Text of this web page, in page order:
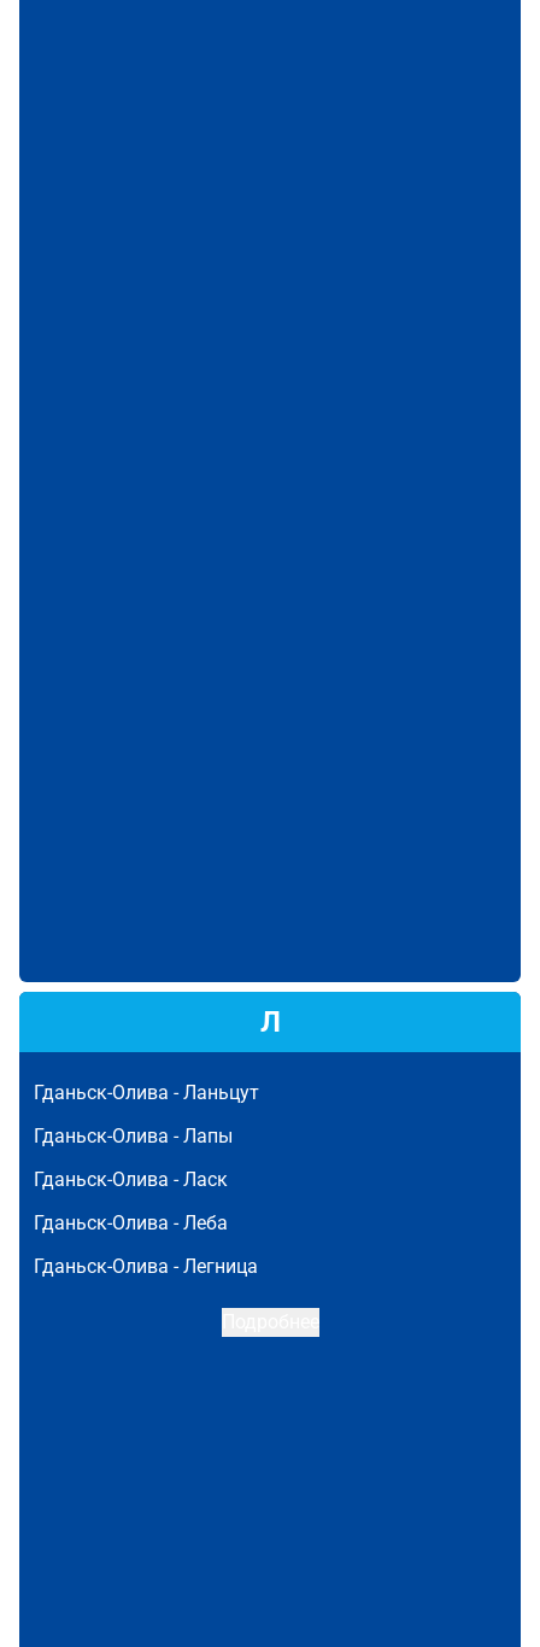
Л
Гданьск-Олива -Ланьцут
Гданьск-Олива -Лапы
Гданьск-Олива -Ласк
Гданьск-Олива -Леба
Гданьск-Олива -Легница